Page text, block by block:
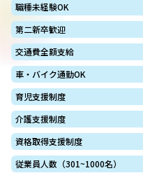
職種未経験OK
第二新卒歓迎
交通費全額支給
車・バイク通勤OK
育児支援制度
介護支援制度
資格取得支援制度
従業員人数（301~1000名）